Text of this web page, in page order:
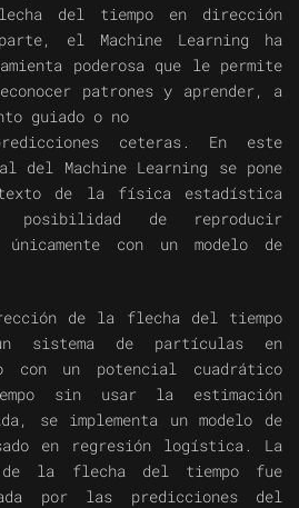
del tiempo en dirección
el Machine Learning ha
poderosa que le permite
patrones y aprender, a
guiado o no
ceteras. En este
del Machine Learning se pone
de la física estadística
de reproducir
con un modelo de
de la flecha del tiempo
sistema de partículas en
con un potencial cuadrático
sin usar la estimación
se implementa un modelo de
en regresión logística. La
de la flecha del tiempo fue
por las predicciones del